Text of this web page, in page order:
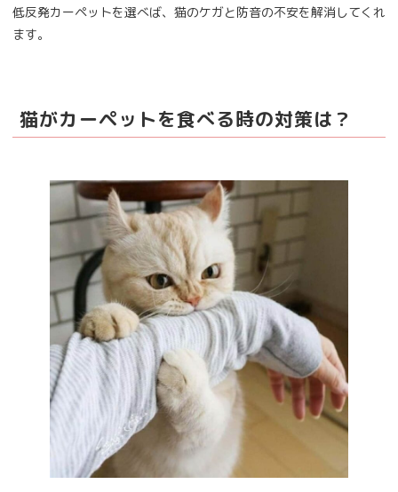
低反発カーペットを選べば、猫のケガと防音の不安を解消してくれ
ます。
猫がカーペットを食べる時の対策は？